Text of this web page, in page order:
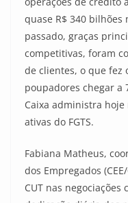
quase R$ 340
passado, graças
competitivas, foram
de clientes, o que fez
poupadores chegar a
Caixa administra
ativas do FGTS.
Fabiana Matheus,
dos Empregados
CUT nas negociações